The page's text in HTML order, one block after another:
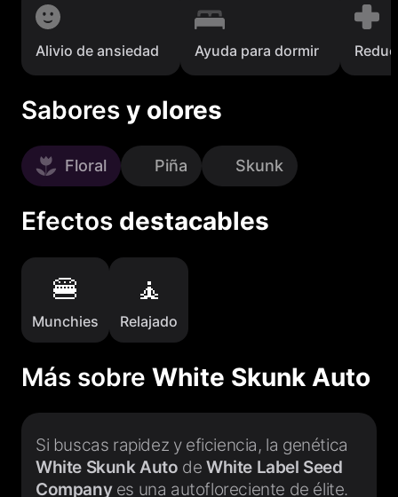
Alivio de ansiedad Ayuda para dormir
Sabores y olores
Floral Piña Skunk
Efectos destacables
Munchies Relajado
Más sobre White Skunk Auto
Si buscas rapidez y eficiencia, la genética
White Skunk Auto deWhite Label Seed
Companyes una autofloreciente de élite.